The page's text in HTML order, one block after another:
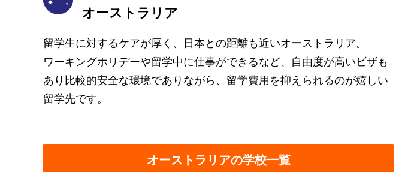
オーストラリア
留学生に対するケアが厚く、日本との距離も近いオーストラリア。
ワーキングホリデーや留学中に仕事ができるなど、自由度が高いビザも
あり比較的安全な環境でありながら、留学費用を抑えられるのが嬉しい
留学先です。
オーストラリアの学校一覧